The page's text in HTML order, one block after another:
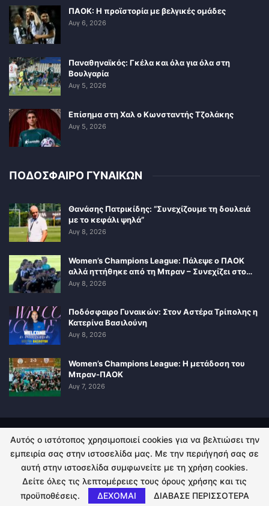
ΠΑΟΚ: Η προϊστορία με βελγικές ομάδες
Αυγ 6, 2026
Παναθηναϊκός: Γκέλα και όλα για όλα στη
Βουλγαρία
Αυγ 5, 2026
Επίσημα στη Χαλ ο Κωνσταντής Τζολάκης
Αυγ 5, 2026
ΠΟΔΟΣΦΑΙΡΟ ΓΥΝΑΙΚΩΝ
Θανάσης Πατρικίδης: “Συνεχίζουμε τη δουλειά
με το κεφάλι ψηλά”
Αυγ 8, 2026
Women’s Champions League: Πάλεψε ο ΠΑΟΚ
αλλά ηττήθηκε από τη Μπραν – Συνεχίζει στο…
Αυγ 8, 2026
Ποδόσφαιρο Γυναικών: Στον Αστέρα Τρίπολης η
Κατερίνα Βασιλούνη
Αυγ 8, 2026
Women’s Champions League: Η μετάδοση του
Μπραν-ΠΑΟΚ
Αυγ 7, 2026
ΠΟΛΙΤΙΚΗ ΑΠΟΡΡΗΤΟΥ ΕΠΙΚΟΙΝΩΝΙΑ
© 2026 - Kingsport.gr. All Rights Reserved.
Αυτός ο ιστότοπος χρησιμοποιεί cookies για να βελτιώσει την
εμπειρία σας στην ιστοσελίδα μας. Με την περιήγησή σας σε
αυτή στην ιστοσελίδα συμφωνείτε με τη χρήση cookies.
Δείτε όλες τις λεπτομέρειες τους όρους χρήσης και τις
προϋποθέσεις.
ΔΕΧΟΜΑΙ ΔΙΑΒΑΣΕ ΠΕΡΙΣΣΟΤΕΡΑ